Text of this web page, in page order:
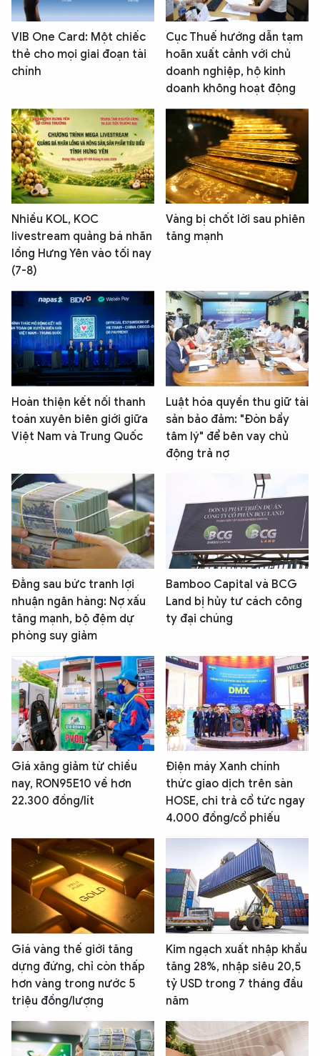
VIB One Card: Một chiếc
thẻ cho mọi giai đoạn tài
chính
Cục Thuế hướng dẫn tạm
hoãn xuất cảnh với chủ
doanh nghiệp, hộ kinh
doanh không hoạt động
Nhiều KOL, KOC
livestream quảng bá nhãn
lồng Hưng Yên vào tối nay
(7-8)
Vàng bị chốt lời sau phiên
tăng mạnh
Hoàn thiện kết nối thanh
toán xuyên biên giới giữa
Việt Nam và Trung Quốc
Luật hóa quyền thu giữ tài
sản bảo đảm: "Đòn bẩy
tâm lý" để bên vay chủ
động trả nợ
Đằng sau bức tranh lợi
nhuận ngân hàng: Nợ xấu
tăng mạnh, bộ đệm dự
phòng suy giảm
Bamboo Capital và BCG
Land bị hủy tư cách công
ty đại chúng
Giá xăng giảm từ chiều
nay, RON95E10 về hơn
22.300 đồng/lít
Điện máy Xanh chính
thức giao dịch trên sàn
HOSE, chi trả cổ tức ngay
4.000 đồng/cổ phiếu
Giá vàng thế giới tăng
dựng đứng, chỉ còn thấp
hơn vàng trong nước 5
triệu đồng/lượng
Kim ngạch xuất nhập khẩu
tăng 28%, nhập siêu 20,5
tỷ USD trong 7 tháng đầu
năm